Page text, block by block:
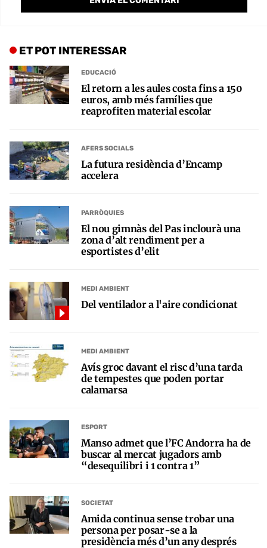
ET POT INTERESSAR
EDUCACIÓ
El retorn a les aules costa fins a 150
euros, amb més famílies que
reaprofiten material escolar
AFERS SOCIALS
La futura residència d’Encamp
accelera
PARRÒQUIES
El nou gimnàs del Pas inclourà una
zona d’alt rendiment per a
esportistes d’elit
MEDI AMBIENT
Del ventilador a l'aire condicionat
MEDI AMBIENT
Avís groc davant el risc d’una tarda
de tempestes que poden portar
calamarsa
ESPORT
Manso admet que l’FC Andorra ha de
buscar al mercat jugadors amb
“desequilibri i 1 contra 1”
SOCIETAT
Amida continua sense trobar una
persona per posar-se a la
presidència més d’un any després